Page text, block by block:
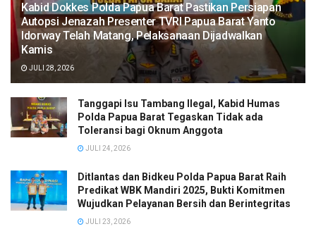
Kabid Dokkes Polda Papua Barat Pastikan Persiapan
Autopsi Jenazah Presenter TVRI Papua Barat Yanto
Idorway Telah Matang, Pelaksanaan Dijadwalkan
Kamis
JULI 28, 2026
Tanggapi Isu Tambang Ilegal, Kabid Humas
Polda Papua Barat Tegaskan Tidak ada
Toleransi bagi Oknum Anggota
JULI 24, 2026
Ditlantas dan Bidkeu Polda Papua Barat Raih
Predikat WBK Mandiri 2025, Bukti Komitmen
Wujudkan Pelayanan Bersih dan Berintegritas
JULI 23, 2026